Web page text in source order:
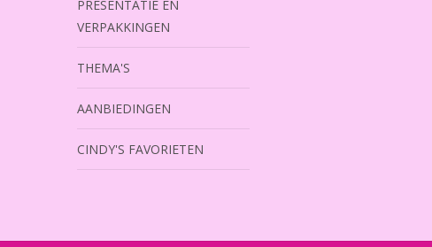
PRESENTATIE EN
VERPAKKINGEN
THEMA'S
AANBIEDINGEN
CINDY'S FAVORIETEN